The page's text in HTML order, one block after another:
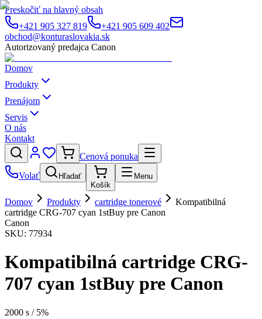
Preskočiť na hlavný obsah
+421 905 327 819
+421 905 609 402
obchod@konturaslovakia.sk
Autorizovaný predajca Canon
Domov
Produkty
Prenájom
Servis
O nás
Kontakt
Cenová ponuka
Volať
Hľadať
Košík
Menu
Domov Produkty cartridge tonerové
Kompatibilná
cartridge CRG-707 cyan 1stBuy pre Canon
Canon
SKU: 77934
Kompatibilná cartridge CRG-
707 cyan 1stBuy pre Canon
2000 s / 5%